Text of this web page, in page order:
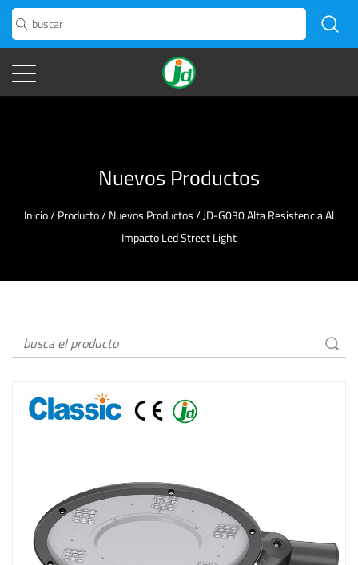
Nuevos Productos
Inicio/Producto/Nuevos Productos/JD-G030 Alta Resistencia Al
Impacto Led Street Light